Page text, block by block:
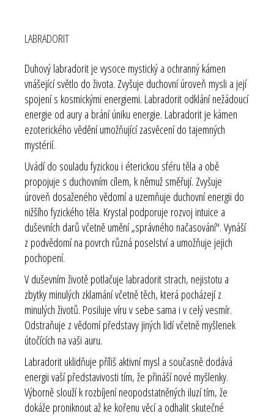
LABRADORIT
Duhový labradorit je vysoce mystický a ochranný kámen
vnášející světlo do života. Zvyšuje duchovní úroveň mysli a její
spojení s kosmickými energiemi. Labradorit odklání nežádoucí
energie od aury a brání úniku energie. Labradorit je kámen
ezoterického vědění umožňující zasvěcení do tajemných
mystérií.
Uvádí do souladu fyzickou i éterickou sféru těla a obě
propojuje s duchovním cílem, k němuž směřují. Zvyšuje
úroveň dosaženého vědomí a uzemňuje duchovní energii do
nižšího fyzického těla. Krystal podporuje rozvoj intuice a
duševních darů včetně umění „správného načasování". Vynáší
z podvědomí na povrch různá poselství a umožňuje jejich
pochopení.
V duševním životě potlačuje labradorit strach, nejistotu a
zbytky minulých zklamání včetně těch, která pocházejí z
minulých životů. Posiluje víru v sebe sama i v celý vesmír.
Odstraňuje z vědomí představy jiných lidí včetně myšlenek
útočících na vaši auru.
Labradorit uklidňuje příliš aktivní mysl a současně dodává
energii vaší představivosti tím, že přináší nové myšlenky.
Výborně slouží k rozbíjení neopodstatněných iluzí tím, že
dokáže proniknout až ke kořenu věcí a odhalit skutečné